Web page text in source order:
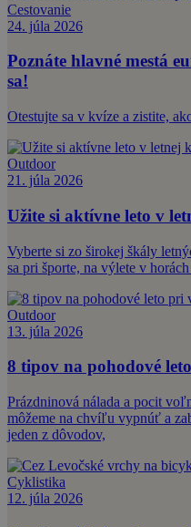
Cestovanie
24. júla 2026
Poznáte hlavné mestá
sa!
Otestujte sa v kvíze a zistite,
Outdoor
21. júla 2026
Užite si aktívne leto v
Vyberte si zo širokej škály
sa pri športe, na výlete v
Outdoor
13. júla 2026
8 tipov na pohodové
Prázdninová nálada a pocit
môžeme na chvíľu vypnúť a
jeden z dôvodov,
Cyklistika
12. júla 2026